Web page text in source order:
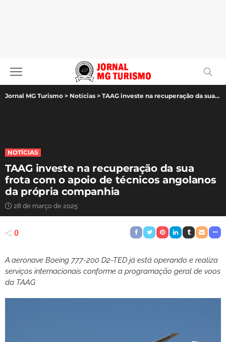
Jornal MG Turismo > Notícias > TAAG investe na recuperação da sua frota com o apoio de técnicos angolanos da própria companhia
NOTÍCIAS
TAAG investe na recuperação da sua
frota com o apoio de técnicos angolanos
da própria companhia
28 de março de 2025
0
A aeronave Boeing 777-200 D2-TED já está operando e realiza
serviços internacionais conforme a programação geral de voos
da TAAG